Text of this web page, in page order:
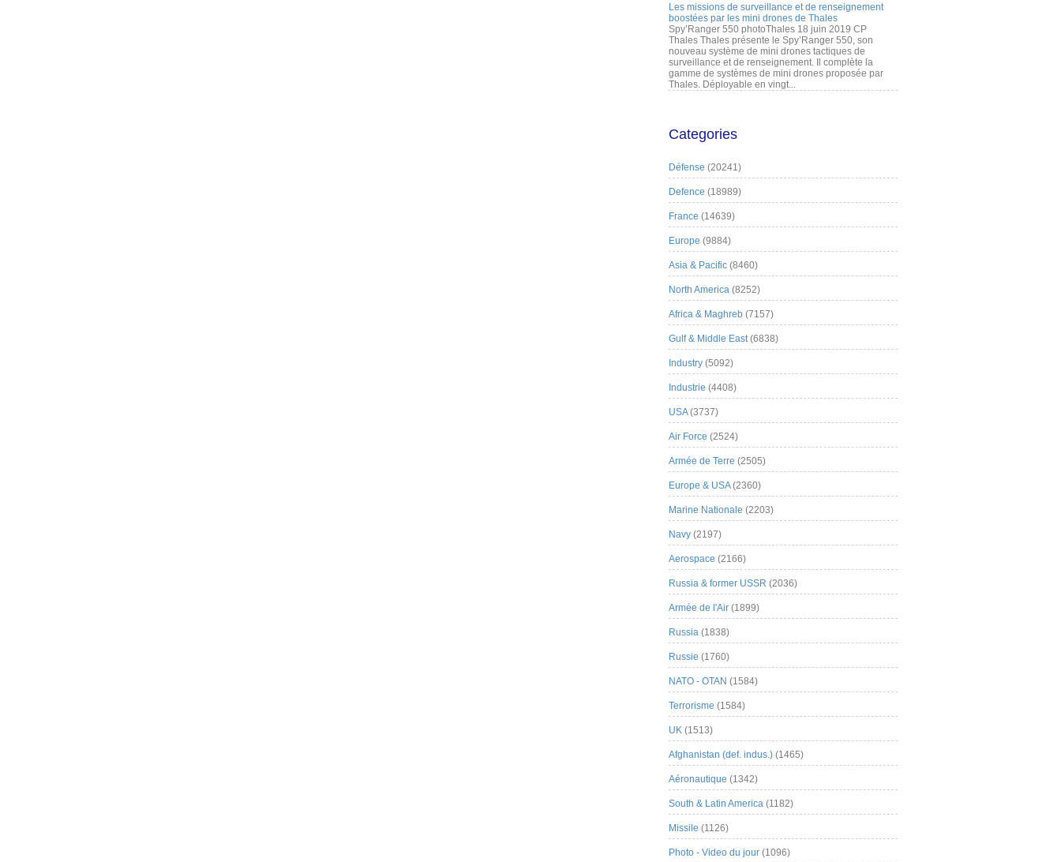
Les missions de surveillance et de renseignement
boostées par les mini drones de Thales
Spy’Ranger 550 photoThales 18 juin 2019 CP
Thales Thales présente le Spy’Ranger 550, son
nouveau système de mini drones tactiques de
surveillance et de renseignement. Il complète la
gamme de systèmes de mini drones proposée par
Thales. Déployable en vingt...
Categories
Défense (20241)
Defence (18989)
France (14639)
Europe (9884)
Asia & Pacific (8460)
North America (8252)
Africa & Maghreb (7157)
Gulf & Middle East(6838)
Industry (5092)
Industrie (4408)
USA(3737)
Air Force (2524)
Armée de Terre (2505)
Europe & USA(2360)
Marine Nationale (2203)
Navy (2197)
Aerospace (2166)
Russia & former USSR (2036)
Armée de l'Air (1899)
Russia (1838)
Russie (1760)
NATO - OTAN (1584)
Terrorisme (1584)
UK (1513)
Afghanistan (def. indus.) (1465)
Aéronautique (1342)
South & Latin America (1182)
Missile (1126)
Photo - Video du jour (1096)